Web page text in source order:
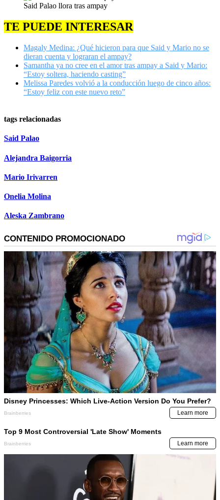
Said Palao llora tras ampay
TE PUEDE INTERESAR
Magaly Medina: ¿Qué hicieron para que Said y Mario no se
dieran cuenta y lograran el ampay?
Samantha ya no cree en el amor tras ampay a Said y Mario:
“Estoy soltera, haciendo casting”
Melissa Paredes volvió a la conducción luego de cinco años:
“Estoy feliz con este nuevo reto”
tags relacionadas
Said Palao
Alejandra Baigorria
Mario Irivarren
Onelia Molina
Aleska Zambrano